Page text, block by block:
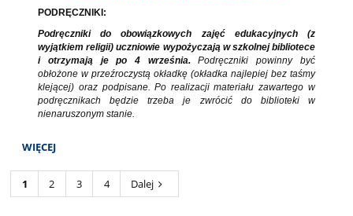
PODRĘCZNIKI:
Podręczniki do obowiązkowych zajęć edukacyjnych (z
wyjątkiem religii) uczniowie wypożyczają w szkolnej bibliotece
i otrzymają je po 4 września.Podręczniki powinny być
obłożone w przeźroczystą okładkę (okładka najlepiej bez taśmy
klejącej) oraz podpisane. Po realizacji materiału zawartego w
podręcznikach będzie trzeba je zwrócić do biblioteki w
nienaruszonym stanie.
WIĘCEJ
1 2 3 4 Dalej